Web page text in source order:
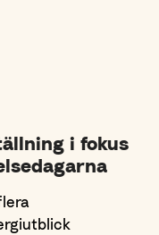
i fokus